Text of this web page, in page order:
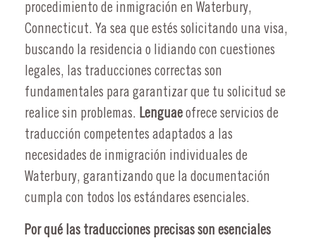
procedimiento de inmigración en Waterbury,
Connecticut. Ya sea que estés solicitando una visa,
buscando la residencia o lidiando con cuestiones
legales, las traducciones correctas son
fundamentales para garantizar que tu solicitud se
realice sin problemas. Lenguae ofrece servicios de
traducción competentes adaptados a las
necesidades de inmigración individuales de
Waterbury, garantizando que la documentación
cumpla con todos los estándares esenciales.
Por qué las traducciones precisas son esenciales